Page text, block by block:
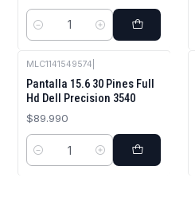
Cantidad
MLC1141549574
Pantalla 15.6 30 Pines Full
Hd Dell Precision 3540
$89.990
Cantidad